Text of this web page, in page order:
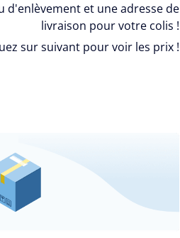
d'enlèvement et une adresse de
livraison pour votre colis !
sur suivant pour voir les prix !